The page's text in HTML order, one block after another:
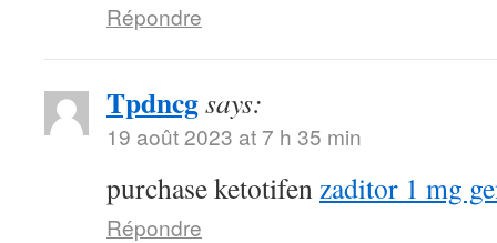
Répondre
Tpdncgsays:
19 août 2023 at 7 h 35 min
purchase ketotifenzaditor 1 mg
Répondre